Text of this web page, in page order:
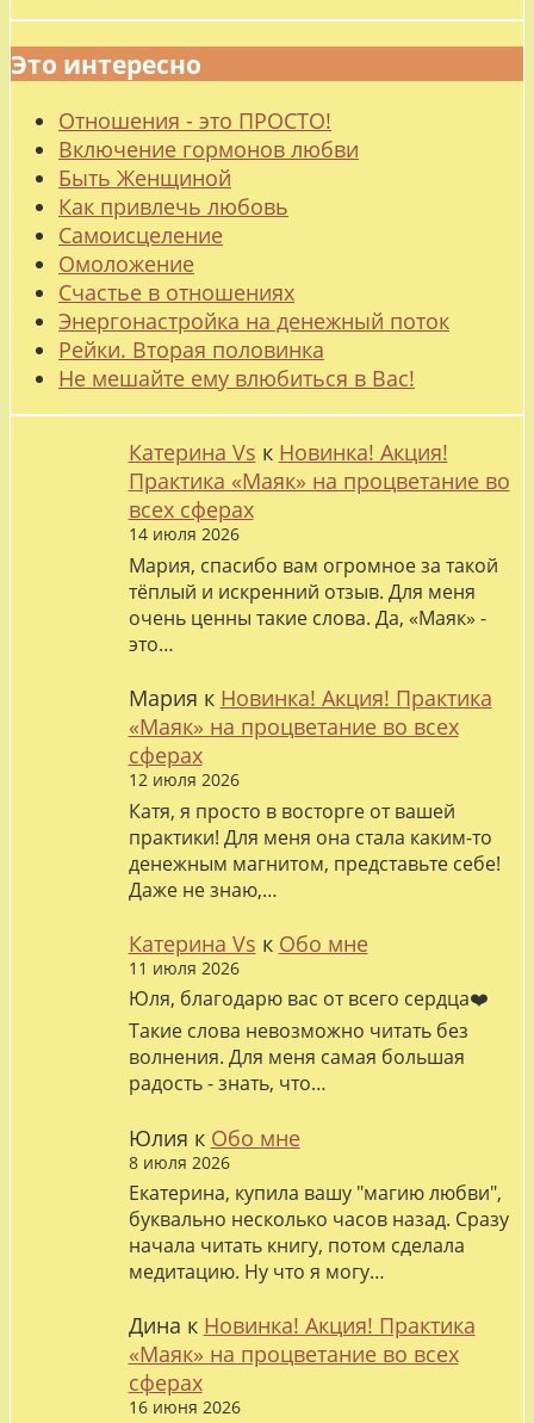
Это интересно
Отношения - это ПРОСТО!
Включение гормонов любви
Быть Женщиной
Как привлечь любовь
Самоисцеление
Омоложение
Счастье в отношениях
Энергонастройка на денежный поток
Рейки. Вторая половинка
Не мешайте ему влюбиться в Вас!
Катерина Vs к Новинка! Акция!
Практика «Маяк» на процветание во
всех сферах
14 июля 2026
Мария, спасибо вам огромное за такой
тёплый и искренний отзыв. Для меня
очень ценны такие слова. Да, «Маяк» -
это…
Мария к Новинка! Акция! Практика
«Маяк» на процветание во всех
сферах
12 июля 2026
Катя, я просто в восторге от вашей
практики! Для меня она стала каким-то
денежным магнитом, представьте себе!
Даже не знаю,…
Катерина Vs к Обо мне
11 июля 2026
Юля, благодарю вас от всего сердца❤️
Такие слова невозможно читать без
волнения. Для меня самая большая
радость - знать, что…
Юлия к Обо мне
8 июля 2026
Екатерина, купила вашу "магию любви",
буквально несколько часов назад. Сразу
начала читать книгу, потом сделала
медитацию. Ну что я могу…
Дина к Новинка! Акция! Практика
«Маяк» на процветание во всех
сферах
16 июня 2026